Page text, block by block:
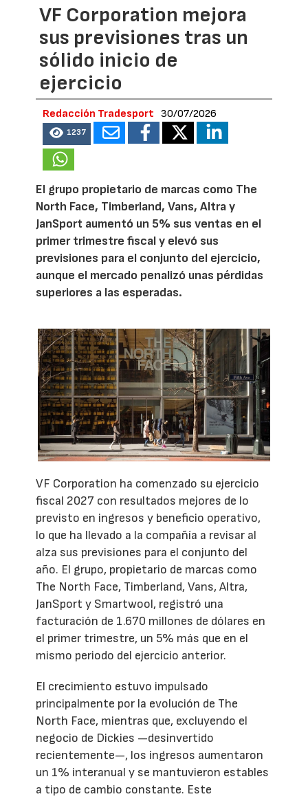
VF Corporation mejora
sus previsiones tras un
sólido inicio de
ejercicio
Redacción Tradesport 30/07/2026
1237
El grupo propietario de marcas como The
North Face, Timberland, Vans, Altra y
JanSport aumentó un 5% sus ventas en el
primer trimestre fiscal y elevó sus
previsiones para el conjunto del ejercicio,
aunque el mercado penalizó unas pérdidas
superiores a las esperadas.
VF Corporation ha comenzado su ejercicio
fiscal 2027 con resultados mejores de lo
previsto en ingresos y beneficio operativo,
lo que ha llevado a la compañía a revisar al
alza sus previsiones para el conjunto del
año. El grupo, propietario de marcas como
The North Face, Timberland, Vans, Altra,
JanSport y Smartwool, registró una
facturación de 1.670 millones de dólares en
el primer trimestre, un 5% más que en el
mismo periodo del ejercicio anterior.
El crecimiento estuvo impulsado
principalmente por la evolución de The
North Face, mientras que, excluyendo el
negocio de Dickies —desinvertido
recientemente—, los ingresos aumentaron
un 1% interanual y se mantuvieron estables
a tipo de cambio constante. Este